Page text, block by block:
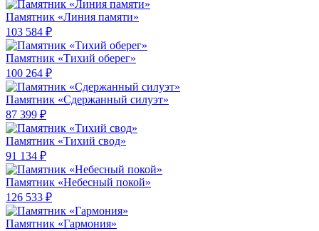
Памятник «Линия памяти»
103 584 ₽
Памятник «Тихий оберег»
100 264 ₽
Памятник «Сдержанный силуэт»
87 399 ₽
Памятник «Тихий свод»
91 134 ₽
Памятник «Небесный покой»
126 533 ₽
Памятник «Гармония»